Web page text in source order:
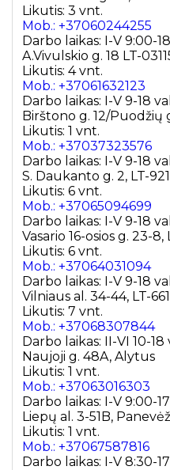
Likutis: 3 vnt.
Mob.: +37060244255
Darbo laikas: I-V 9:00-
A.Vivulskio g. 18 LT-
Likutis: 4 vnt.
Mob.: +37061632123
Darbo laikas: I-V 9-18
Birštono g. 12/Puodžių
Likutis: 1 vnt.
Mob.: +37037323576
Darbo laikas: I-V 9-18
S. Daukanto g. 2, LT-
Likutis: 6 vnt.
Mob.: +37065094699
Darbo laikas: I-V 9-18
Vasario 16-osios g. 23-8,
Likutis: 6 vnt.
Mob.: +37064031094
Darbo laikas: I-V 9-18
Vilniaus al. 34-44, LT-
Likutis: 7 vnt.
Mob.: +37068307844
Darbo laikas: II-VI 10-18
Naujoji g. 48A, Alytus
Likutis: 1 vnt.
Mob.: +37063016303
Darbo laikas: I-V 9:00-
Liepų al. 3-51B,
Likutis: 1 vnt.
Mob.: +37067587816
Darbo laikas: I-V 8:30-